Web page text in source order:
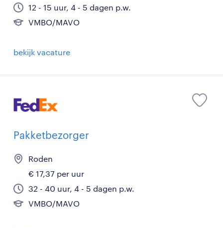
12 - 15 uur, 4 - 5 dagen p.w.
VMBO/MAVO
bekijk vacature
Pakketbezorger
Roden
€ 17,37 per uur
32 - 40 uur, 4 - 5 dagen p.w.
VMBO/MAVO